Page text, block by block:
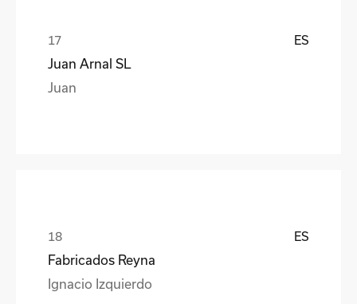
ES
Juan Arnal SL
Juan
ES
Fabricados Reyna
Ignacio Izquierdo